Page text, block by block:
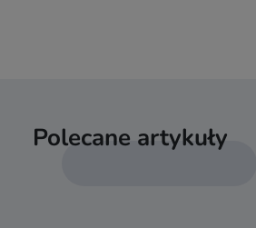
Polecane artykuły